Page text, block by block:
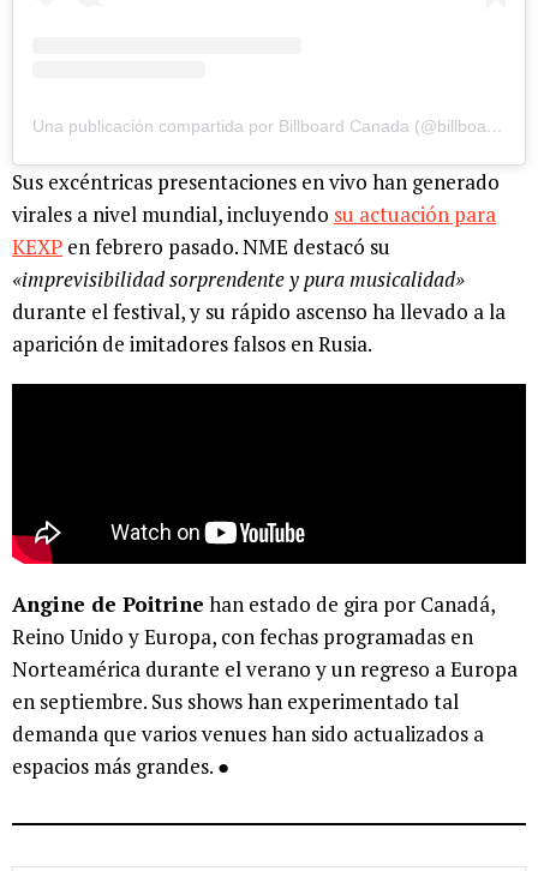
Una publicación compartida por Billboard Canada (@billboardca)
Sus excéntricas presentaciones en vivo han generado
virales a nivel mundial, incluyendo su actuación para
KEXP en febrero pasado. NME destacó su
«imprevisibilidad sorprendente y pura musicalidad»
durante el festival, y su rápido ascenso ha llevado a la
aparición de imitadores falsos en Rusia.
Angine de Poitrine han estado de gira por Canadá,
Reino Unido y Europa, con fechas programadas en
Norteamérica durante el verano y un regreso a Europa
en septiembre. Sus shows han experimentado tal
demanda que varios venues han sido actualizados a
espacios más grandes. ●